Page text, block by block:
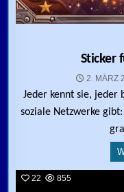
Sticker
2. MÄRZ
Jeder kennt sie, jeder
soziale Netzwerke
22 855